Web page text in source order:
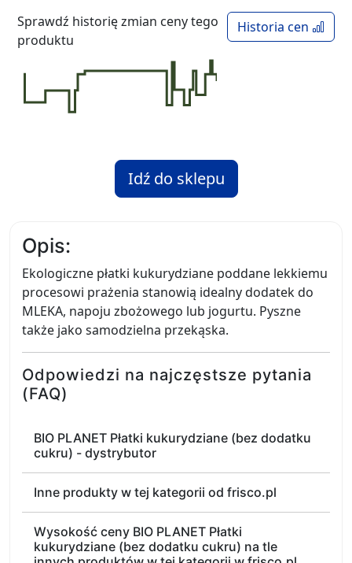
Historia cen
Sprawdź historię zmian ceny tego
produktu
Idź do sklepu
Opis:
Ekologiczne płatki kukurydziane poddane lekkiemu
procesowi prażenia stanowią idealny dodatek do
MLEKA, napoju zbożowego lub jogurtu. Pyszne
także jako samodzielna przekąska.
Odpowiedzi na najczęstsze pytania
(FAQ)
BIO PLANET Płatki kukurydziane (bez dodatku
cukru) - dystrybutor
Inne produkty w tej kategorii od frisco.pl
Wysokość ceny BIO PLANET Płatki
kukurydziane (bez dodatku cukru) na tle